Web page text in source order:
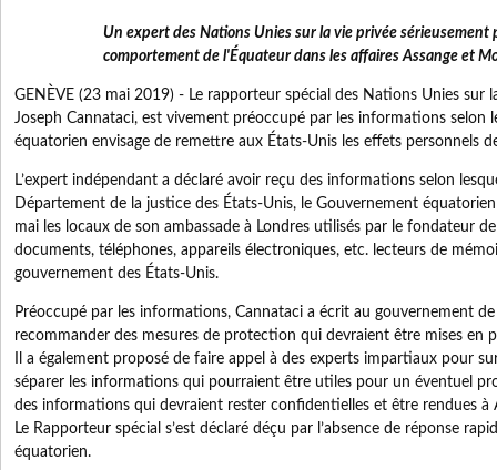
Un expert des Nations Unies sur la vie privée sérieusement
comportement de l'Équateur dans les affaires Assange et
GENÈVE (23 mai 2019) - Le rapporteur spécial des Nations Unies sur
Joseph Cannataci, est vivement préoccupé par les informations selon
équatorien envisage de remettre aux États-Unis les effets personnels
L’expert indépendant a déclaré avoir reçu des informations selon
Département de la justice des États-Unis, le Gouvernement
mai les locaux de son ambassade à Londres utilisés par le fondateur
documents, téléphones, appareils électroniques, etc. lecteurs de
gouvernement des États-Unis.
Préoccupé par les informations, Cannataci a écrit au gouvernement
recommander des mesures de protection qui devraient être mises en
Il a également proposé de faire appel à des experts impartiaux pour
séparer les informations qui pourraient être utiles pour un éventuel
des informations qui devraient rester confidentielles et être rendues à
Le Rapporteur spécial s’est déclaré déçu par l’absence de réponse
équatorien.